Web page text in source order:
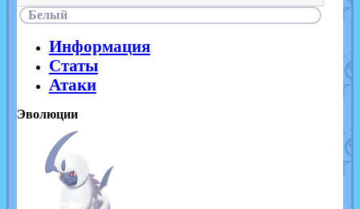
Белый
Информация
Статы
Атаки
Эволюции